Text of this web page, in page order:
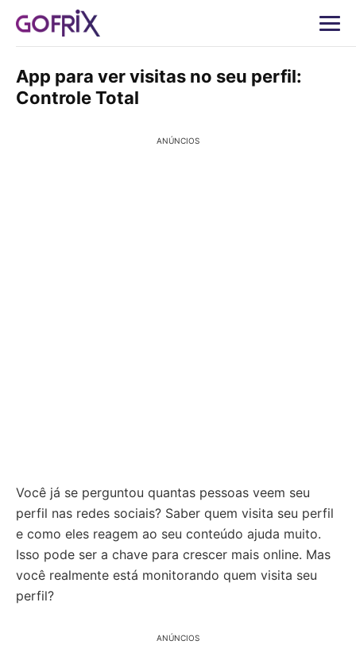
App para ver visitas no seu perfil:
Controle Total
ANÚNCIOS
Você já se perguntou quantas pessoas veem seu
perfil nas redes sociais? Saber quem visita seu perfil
e como eles reagem ao seu conteúdo ajuda muito.
Isso pode ser a chave para crescer mais online. Mas
você realmente está monitorando quem visita seu
perfil?
ANÚNCIOS